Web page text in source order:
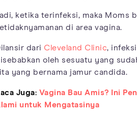
ketika terinfeksi, maka Moms
di area vagina.
dari Cleveland Clinic,
oleh sesuatu yang
yang bernama jamur candida.
Juga: Vagina Bau Amis? Ini
untuk Mengatasinya